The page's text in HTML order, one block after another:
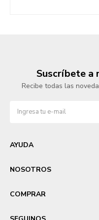
Suscríbete a
Recibe todas las
AYUDA
NOSOTROS
COMPRAR